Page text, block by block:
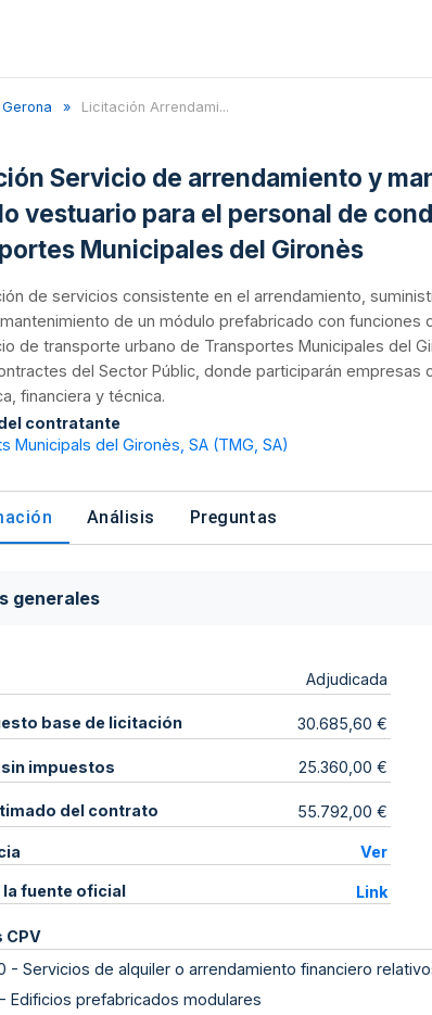
Gerona Licitación Arrendami...
Servicio de arrendamiento y
vestuario para el personal de
Municipales del Gironès
de servicios consistente en el arrendamiento,
de un módulo prefabricado con
de transporte urbano de Transportes Municipales del
del Sector Públic, donde participarán
financiera y técnica.
contratante
Municipals del Gironès, SA (TMG, SA)
Análisis Preguntas
generales
Adjudicada
base de licitación 30.685,60 €
impuestos 25.360,00 €
del contrato 55.792,00 €
Ver
la fuente oficial Link
CPV
- Servicios de alquiler o arrendamiento financiero
- Edificios prefabricados modulares